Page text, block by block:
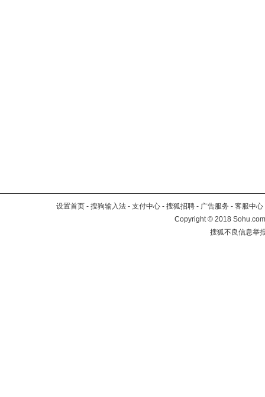
设置首页 - 搜狗输入法 - 支付中心 - 搜狐招聘 - 广告服务 - 客服中心
Copyright©2018
搜狐不良信息举